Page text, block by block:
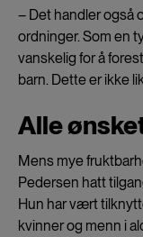
– Det handler også
ordninger. Som en
vanskelig for å
barn. Dette er ikke
Alle
Mens mye
Pedersen hatt
Hun har vært
kvinner og menn i